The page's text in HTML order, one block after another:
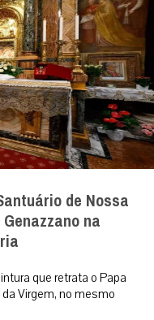
de Nossa
na
que retrata o Papa
Virgem, no mesmo